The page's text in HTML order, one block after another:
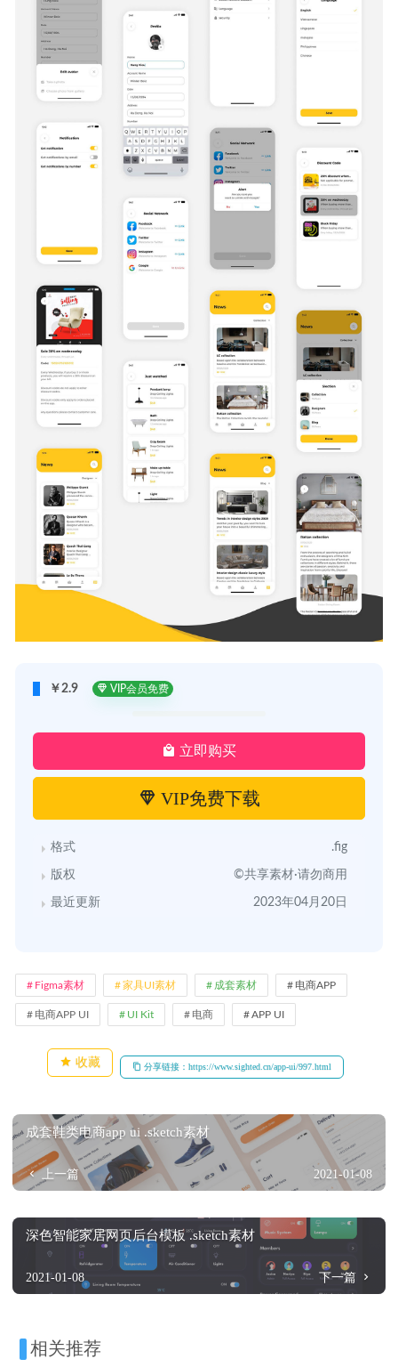
￥2.9 VIP会员免费
立即购买
VIP免费下载
格式 .fig
版权 ©共享素材·请勿商用
最近更新 2023年04月20日
Figma素材 家具UI素材 成套素材 电商APP
电商APP UI UI Kit 电商 APP UI
收藏 分享链接：https://www.sighted.cn/app-ui/997.html
成套鞋类电商app ui .sketch素材
上一篇 2021-01-08
深色智能家居网页后台模板 .sketch素材
2021-01-08 下一篇
相关推荐